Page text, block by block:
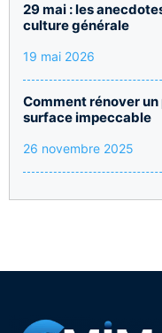
29 mai : les
culture générale
19 mai 2026
Comment rénover
surface impeccable
26 novembre 2025